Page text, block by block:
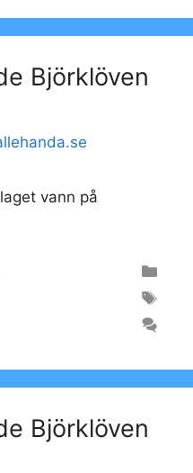
Björklöven
vann på
Björklöven